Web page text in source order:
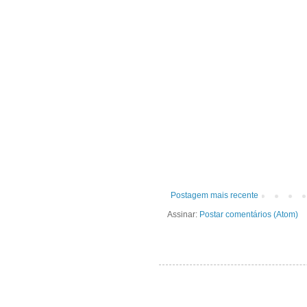
Postagem mais recente
Assinar: Postar comentários (Atom)